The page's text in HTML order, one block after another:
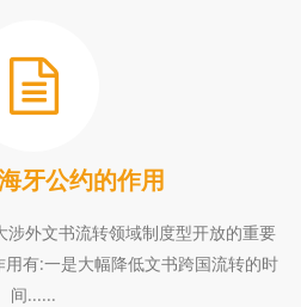
牙公约的作用
涉外文书流转领域制度型开放的重要
有:一是大幅降低文书跨国流转的时
间......